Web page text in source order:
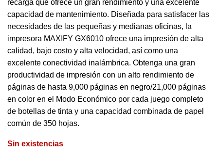
recarga que ofrece un gran rendimiento y una excelente
capacidad de mantenimiento. Diseñada para satisfacer las
necesidades de las pequeñas y medianas oficinas, la
impresora MAXIFY GX6010 ofrece una impresión de alta
calidad, bajo costo y alta velocidad, así como una
excelente conectividad inalámbrica. Obtenga una gran
productividad de impresión con un alto rendimiento de
páginas de hasta 9,000 páginas en negro/21,000 páginas
en color en el Modo Económico por cada juego completo
de botellas de tinta y una capacidad combinada de papel
común de 350 hojas.
Sin existencias